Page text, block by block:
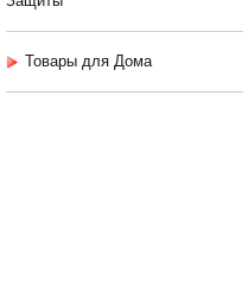
Товары для Дома